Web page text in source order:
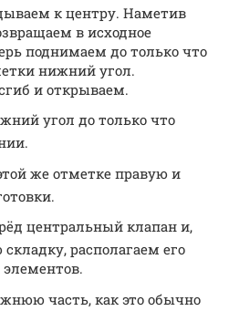
к центру. Наметив
в исходное
поднимаем до только что
нижний угол.
и открываем.
угол до только что
же отметке правую и
центральный клапан и,
располагаем его
часть, как это обычно